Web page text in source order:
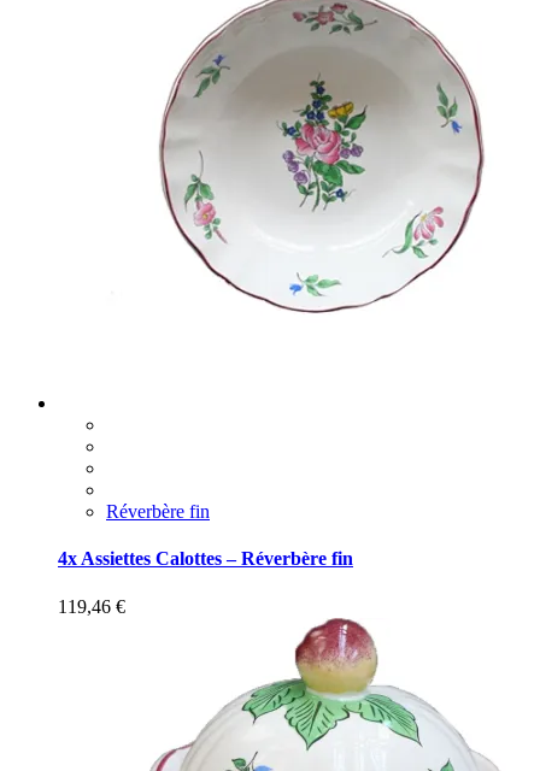
Réverbère fin
4x Assiettes Calottes – Réverbère fin
119,46 €